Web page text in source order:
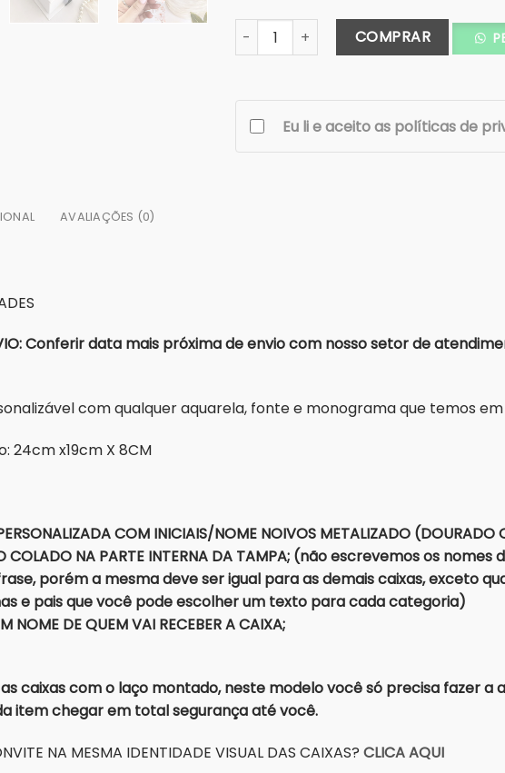
Caixa G Avulsa 25X20x8 (Cartonagem)
COMPRAR
Eu li e aceito as políticas de
AVALIAÇÕES (0)
Conferir data mais próxima de envio com nosso setor de
com qualquer aquarela, fonte e monograma que temos
24cm x19cm X 8CM
COM INICIAIS/NOME NOIVOS METALIZADO (DOURADO
COLADO NA PARTE INTERNA DA TAMPA; (não escrevemos os
porém a mesma deve ser igual para as demais caixas, exceto
e pais que você pode escolher um texto para cada categoria)
NOME DE QUEM VAI RECEBER A CAIXA;
as caixas com o laço montado, neste modelo você só precisa fazer
item chegar em total segurança até você.
NA MESMA IDENTIDADE VISUAL DAS CAIXAS? CLICA AQUI